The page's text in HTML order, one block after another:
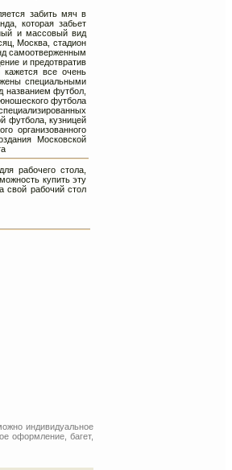
забить мяч в
которая забьет
и массовый вид
Москва, стадион
самоотверженным
и предотвратив
все очень
специальными
названием футбол,
футбола
футбола, кузницей
организованного
Московской
рабочего стола,
купить эту
свой рабочий стол
индивидуальное
оформление, багет,